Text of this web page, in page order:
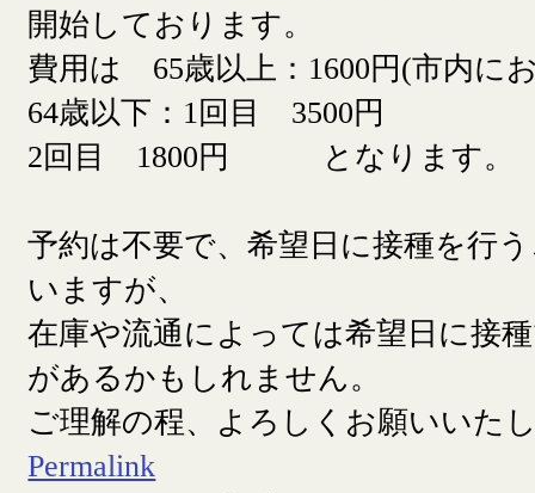
開始しております。
費用は 65歳以上：1600円(市内に
64歳以下：1回目 3500円
2回目 1800円 となります。
予約は不要で、希望日に接種を行
いますが、
在庫や流通によっては希望日に接
があるかもしれません。
ご理解の程、よろしくお願いいた
Permalink